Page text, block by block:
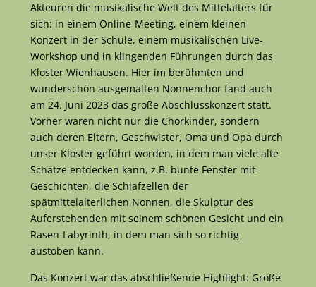
Akteuren die musikalische Welt des Mittelalters für
sich: in einem Online-Meeting, einem kleinen
Konzert in der Schule, einem musikalischen Live-
Workshop und in klingenden Führungen durch das
Kloster Wienhausen. Hier im berühmten und
wunderschön ausgemalten Nonnenchor fand auch
am 24. Juni 2023 das große Abschlusskonzert statt.
Vorher waren nicht nur die Chorkinder, sondern
auch deren Eltern, Geschwister, Oma und Opa durch
unser Kloster geführt worden, in dem man viele alte
Schätze entdecken kann, z.B. bunte Fenster mit
Geschichten, die Schlafzellen der
spätmittelalterlichen Nonnen, die Skulptur des
Auferstehenden mit seinem schönen Gesicht und ein
Rasen-Labyrinth, in dem man sich so richtig
austoben kann.
Das Konzert war das abschließende Highlight: Große